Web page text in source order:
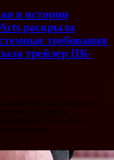
в истории
раскрыла
требования
трейлер ПК-
из объединения
трейлер ПК-версии
Battlefield 6 и раскрыли
игры. …